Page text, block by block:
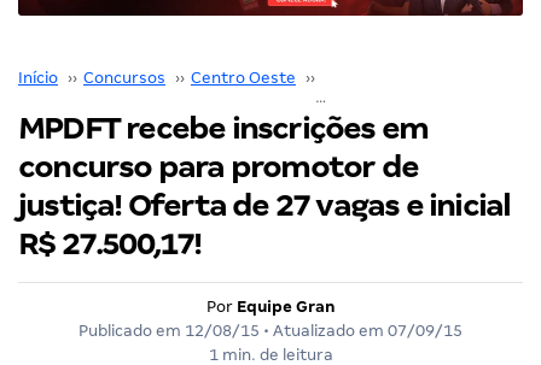
Início ›› Concursos ›› Centro Oeste ››
MPDFT recebe inscrições em
concurso para promotor de
justiça! Oferta de 27 vagas e inicial
R$ 27.500,17!
Por Equipe Gran
Publicado em 12/08/15 • Atualizado em 07/09/15
1 min. de leitura